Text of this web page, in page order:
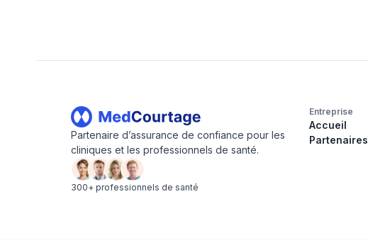
Partenaire d’assurance de confiance pour les
cliniques et les professionnels de santé.
300+ professionnels de santé
Entreprise
Accueil
Partenaires